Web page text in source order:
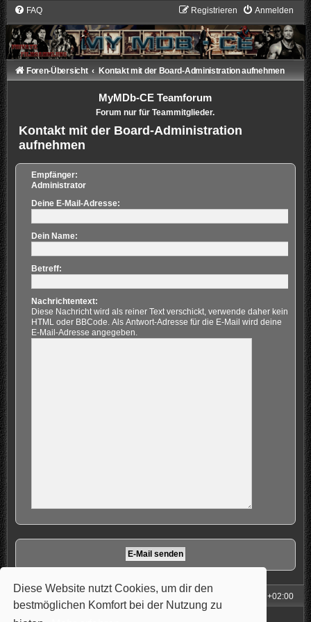
Diese Website nutzt Cookies, um dir den
bestmöglichen Komfort bei der Nutzung zu
FAQ Anmelden
Registrieren
Foren-Übersicht Kontakt mit der Board-Administration aufnehmen
MyMDb-CE Teamforum
Forum nur für Teammitglieder.
Kontakt mit der Board-Administration
aufnehmen
Empfänger:
Administrator
Deine E-Mail-Adresse:
Dein Name:
Betreff:
Nachrichtentext:
Diese Nachricht wird als reiner Text verschickt, verwende daher kein
HTML oder BBCode. Als Antwort-Adresse für die E-Mail wird deine
E-Mail-Adresse angegeben.
UTC+02:00
Powered by